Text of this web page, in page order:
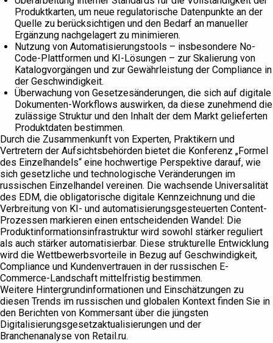
Produktkarten, um neue regulatorische Datenpunkte an der
Quelle zu berücksichtigen und den Bedarf an manueller
Ergänzung nachgelagert zu minimieren.
Nutzung von Automatisierungstools – insbesondere No-
Code-Plattformen und KI-Lösungen – zur Skalierung von
Katalogvorgängen und zur Gewährleistung der Compliance in
der Geschwindigkeit.
Überwachung von Gesetzesänderungen, die sich auf digitale
Dokumenten-Workflows auswirken, da diese zunehmend die
zulässige Struktur und den Inhalt der dem Markt gelieferten
Produktdaten bestimmen.
Durch die Zusammenkunft von Experten, Praktikern und
Vertretern der Aufsichtsbehörden bietet die Konferenz „Formel
des Einzelhandels“ eine hochwertige Perspektive darauf, wie
sich gesetzliche und technologische Veränderungen im
russischen Einzelhandel vereinen. Die wachsende Universalität
des EDM, die obligatorische digitale Kennzeichnung und die
Verbreitung von KI- und automatisierungsgesteuerten Content-
Prozessen markieren einen entscheidenden Wandel: Die
Produktinformationsinfrastruktur wird sowohl stärker reguliert
als auch stärker automatisierbar. Diese strukturelle Entwicklung
wird die Wettbewerbsvorteile in Bezug auf Geschwindigkeit,
Compliance und Kundenvertrauen in der russischen E-
Commerce-Landschaft mittelfristig bestimmen.
Weitere Hintergrundinformationen und Einschätzungen zu
diesen Trends im russischen und globalen Kontext finden Sie in
den Berichten von Kommersant über die jüngsten
Digitalisierungsgesetzaktualisierungen und der
Branchenanalyse von Retail.ru.